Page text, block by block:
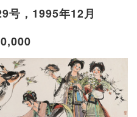
号，1995年12月